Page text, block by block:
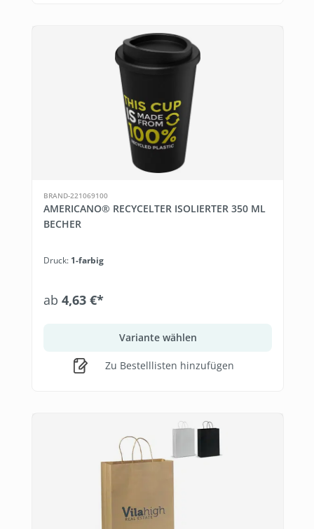
BRAND-221069100
AMERICANO® RECYCELTER ISOLIERTER 350 ML
BECHER
Druck: 1-farbig
ab 4,63 €*
Variante wählen
Zu Bestelllisten hinzufügen